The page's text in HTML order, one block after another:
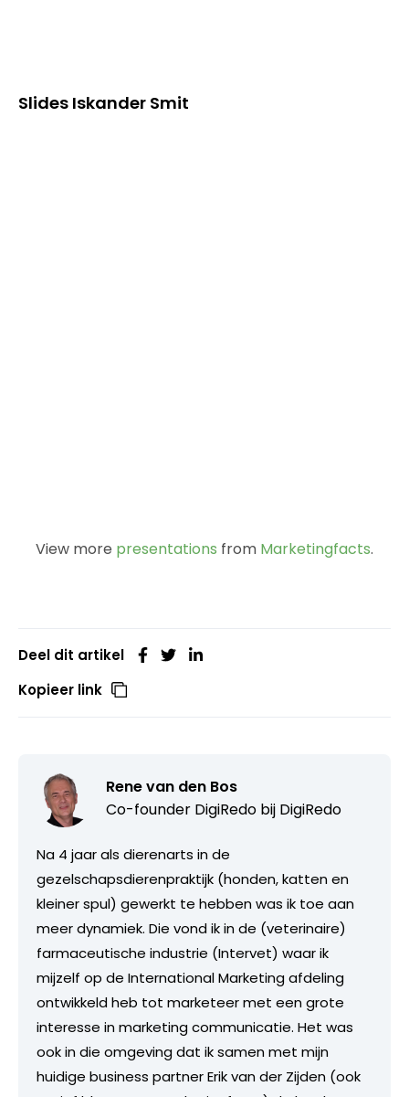
Slides Iskander Smit
View more presentations from Marketingfacts.
Deel dit artikel
Kopieer link
Rene van den Bos
Co-founder DigiRedo bij DigiRedo
Na 4 jaar als dierenarts in de
gezelschapsdierenpraktijk (honden, katten en
kleiner spul) gewerkt te hebben was ik toe aan
meer dynamiek. Die vond ik in de (veterinaire)
farmaceutische industrie (Intervet) waar ik
mijzelf op de International Marketing afdeling
ontwikkeld heb tot marketeer met een grote
interesse in marketing communicatie. Het was
ook in die omgeving dat ik samen met mijn
huidige business partner Erik van der Zijden (ook